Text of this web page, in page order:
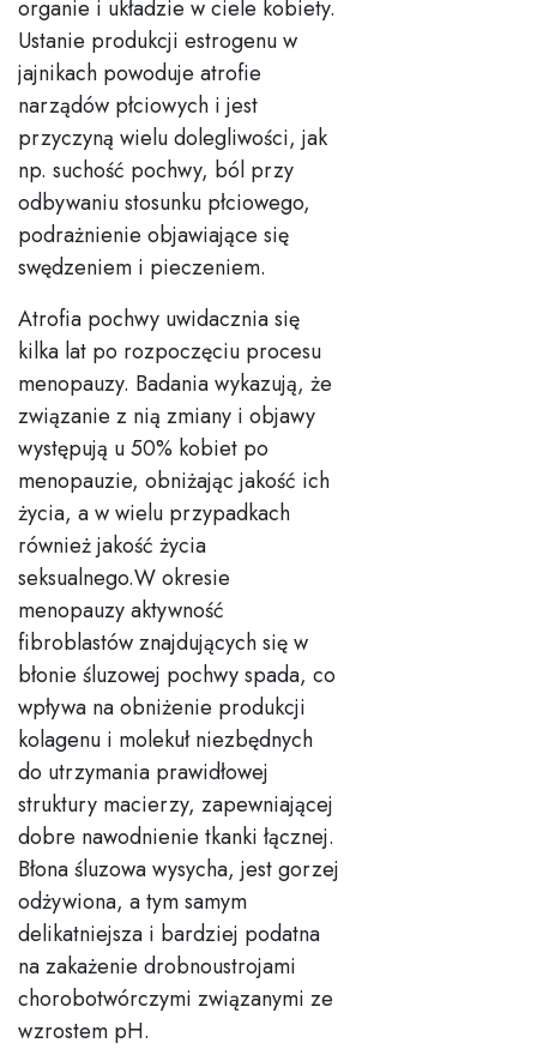
organie i układzie w ciele kobiety.
Ustanie produkcji estrogenu w
jajnikach powoduje atrofie
narządów płciowych i jest
przyczyną wielu dolegliwości, jak
np. suchość pochwy, ból przy
odbywaniu stosunku płciowego,
podrażnienie objawiające się
swędzeniem i pieczeniem.
Atrofia pochwy uwidacznia się
kilka lat po rozpoczęciu procesu
menopauzy. Badania wykazują, że
związanie z nią zmiany i objawy
występują u 50% kobiet po
menopauzie, obniżając jakość ich
życia, a w wielu przypadkach
również jakość życia
seksualnego.W okresie
menopauzy aktywność
fibroblastów znajdujących się w
błonie śluzowej pochwy spada, co
wpływa na obniżenie produkcji
kolagenu i molekuł niezbędnych
do utrzymania prawidłowej
struktury macierzy, zapewniającej
dobre nawodnienie tkanki łącznej.
Błona śluzowa wysycha, jest gorzej
odżywiona, a tym samym
delikatniejsza i bardziej podatna
na zakażenie drobnoustrojami
chorobotwórczymi związanymi ze
wzrostem pH.